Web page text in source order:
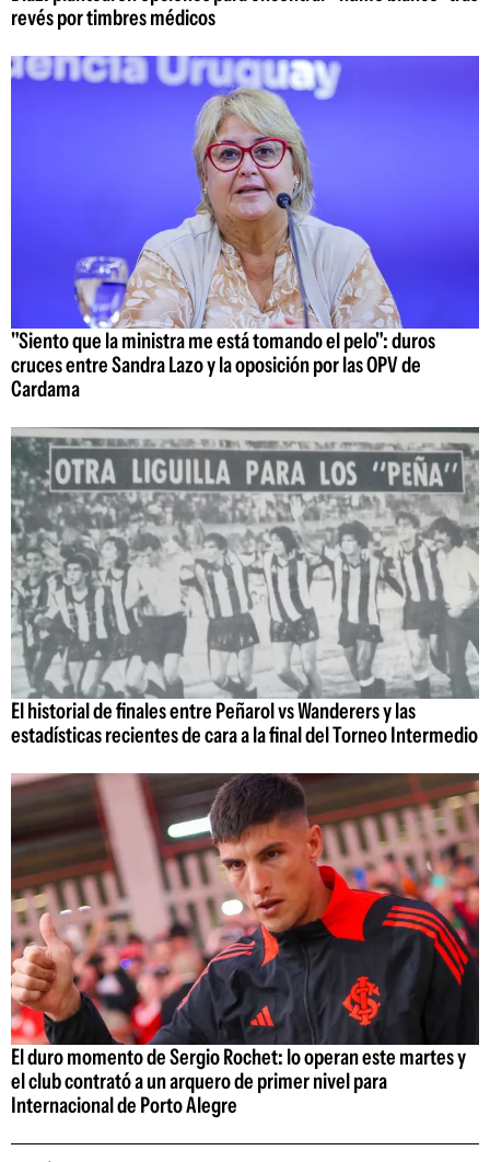
revés por timbres médicos
"Siento que la ministra me está tomando el pelo": duros
cruces entre Sandra Lazo y la oposición por las OPV de
Cardama
El historial de finales entre Peñarol vs Wanderers y las
estadísticas recientes de cara a la final del Torneo Intermedio
El duro momento de Sergio Rochet: lo operan este martes y
el club contrató a un arquero de primer nivel para
Internacional de Porto Alegre